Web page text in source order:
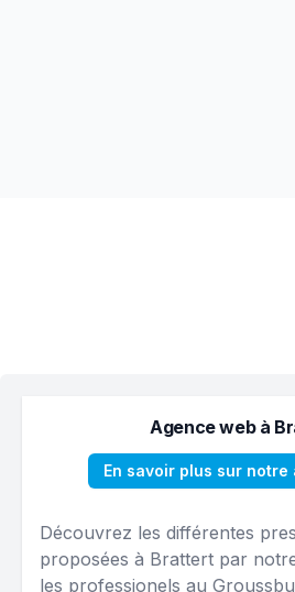
Agence web à
En savoir plus sur notre
Découvrez les différentes
proposées à Brattert par
les professionels au